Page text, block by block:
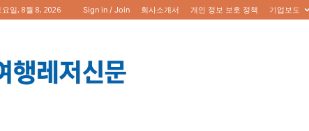
요일, 8월 8, 2026 Sign in / Join 회사소개서 개인 정보 보호 정책 기업보도
행
레